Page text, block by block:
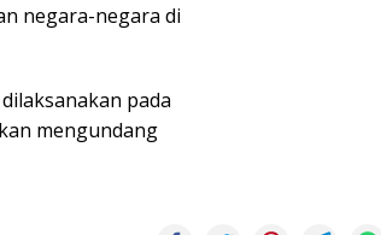
negara-negara di
pada
mengundang